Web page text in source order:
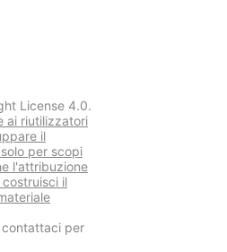
License 4.0.
ai riutilizzatori
il
per scopi
l'attribuzione
il
contattaci per